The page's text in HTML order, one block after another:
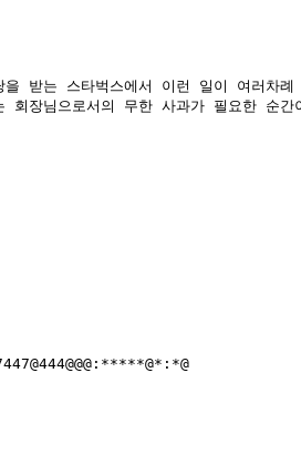
을 받는 스타벅스에서 이런 일이 여러차
회장님으로서의 무한 사과가 필요한 순